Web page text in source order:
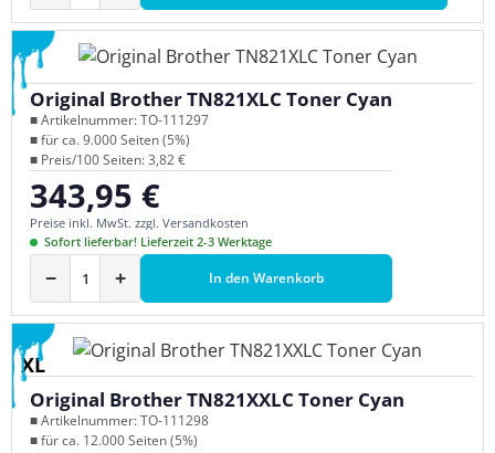
Original Brother TN821XLC Toner Cyan
■ Artikelnummer: TO-111297
■ für ca. 9.000 Seiten (5%)
■ Preis/100 Seiten: 3,82 €
Regulärer Preis:
343,95 €
Preise inkl. MwSt. zzgl. Versandkosten
Sofort lieferbar! Lieferzeit 2-3 Werktage
− + In den Warenkorb
XL
Original Brother TN821XXLC Toner Cyan
■ Artikelnummer: TO-111298
■ für ca. 12.000 Seiten (5%)